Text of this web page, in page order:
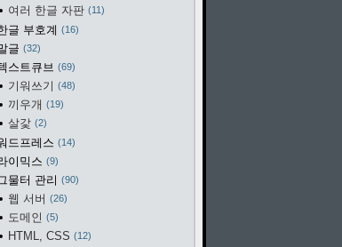
여러 한글 자판 11
글 부호계 16
글 32
스트큐브 69
기워쓰기 48
끼우개 19
살갗 2
드프레스 14
이믹스 9
물터 관리 90
웹 서버 26
도메인 5
HTML, CSS 12